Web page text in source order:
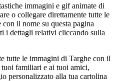
immagini e gif animate di
o collegare direttamente tutte le
il nome su questa pagina
i dettagli relativi cliccando sulla
tutte le immagini di Targhe con il
familiari e ai tuoi amici,
personalizzato alla tua cartolina